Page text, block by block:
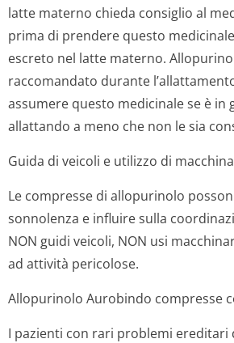
latte materno chieda consiglio al
prima di prendere questo
escreto nel latte materno.
raccomandato durante
assumere questo medicinale se è in
allattando a meno che non le sia
Guida di veicoli e utilizzo di
Le compresse di allopurinolo
sonnolenza e influire sulla
NON guidi veicoli, NON usi
ad attività pericolose.
Allopurinolo Aurobindo compresse
I pazienti con rari problemi ereditari